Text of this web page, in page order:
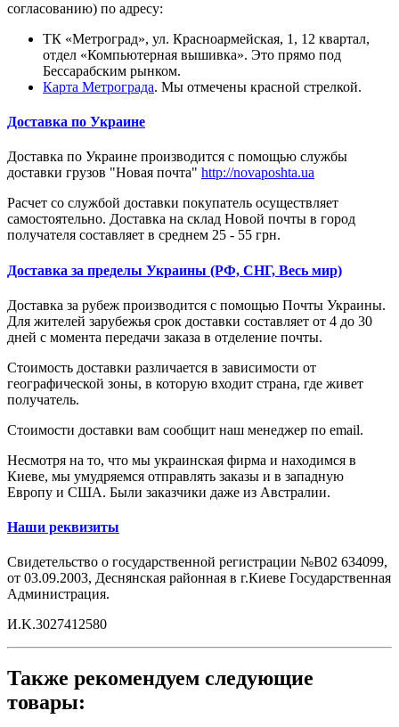
согласованию) по адресу:
ТК «Метроград», ул. Красноармейская, 1, 12 квартал,
отдел «Компьютерная вышивка». Это прямо под
Бессарабским рынком.
Карта Метрограда. Мы отмечены красной стрелкой.
Доставка по Украине
Доставка по Украине производится с помощью службы
доставки грузов "Новая почта" http://novaposhta.ua
Расчет со службой доставки покупатель осуществляет
самостоятельно. Доставка на склад Новой почты в город
получателя составляет в среднем 25 - 55 грн.
Доставка за пределы Украины (РФ, СНГ, Весь мир)
Доставка за рубеж производится с помощью Почты Украины.
Для жителей зарубежья срок доставки составляет от 4 до 30
дней с момента передачи заказа в отделение почты.
Стоимость доставки различается в зависимости от
географической зоны, в которую входит страна, где живет
получатель.
Стоимости доставки вам сообщит наш менеджер по email.
Несмотря на то, что мы украинская фирма и находимся в
Киеве, мы умудряемся отправлять заказы и в западную
Европу и США. Были заказчики даже из Австралии.
Наши реквизиты
Свидетельство о государственной регистрации №B02 634099,
от 03.09.2003, Деснянская районная в г.Киеве Государственная
Администрация.
И.K.3027412580
Также рекомендуем следующие
товары: